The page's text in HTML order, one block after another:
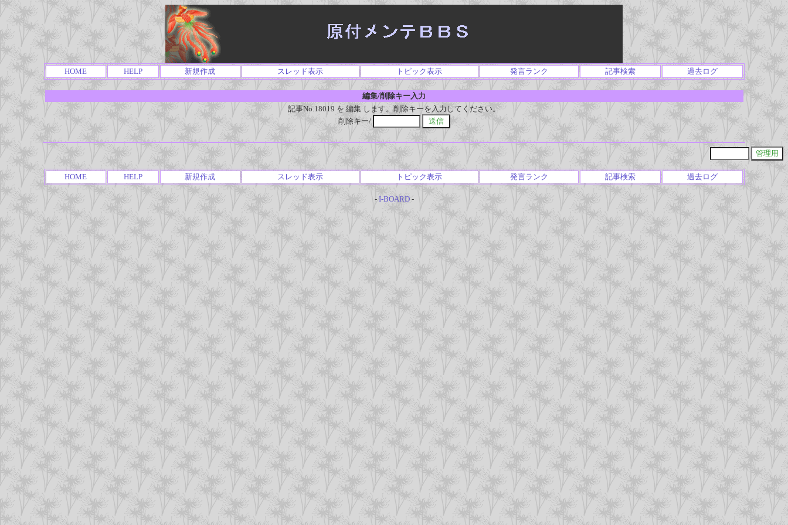
HOME HELP 新規作成 スレッド表示 トピック表示 発言ランク 記事検索 過去ログ
編集/削除キー入力
記事No.18019 を 編集 します。削除キーを入力してください。
削除キー/
HOME HELP 新規作成 スレッド表示 トピック表示 発言ランク 記事検索 過去ログ
- I-BOARD-